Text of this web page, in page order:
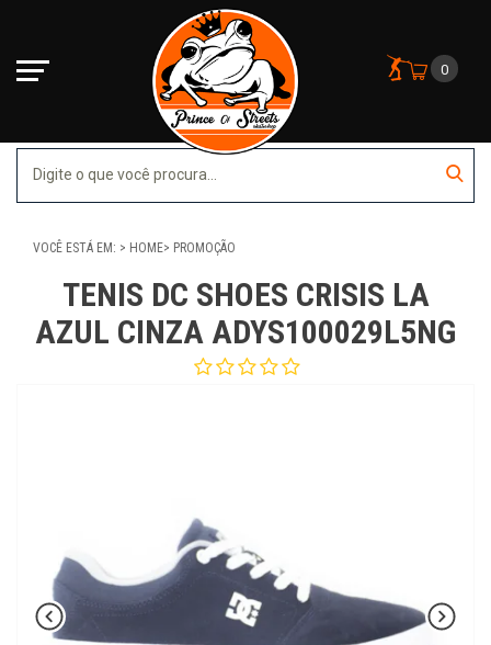
0
VOCÊ ESTÁ EM: HOME PROMOÇÃO
TENIS DC SHOES CRISIS LA
AZUL CINZA ADYS100029L5NG